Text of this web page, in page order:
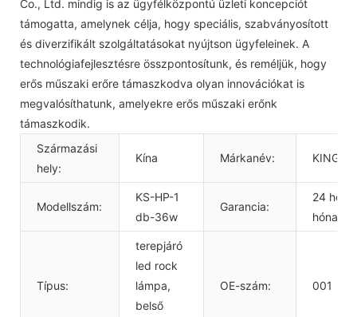
Co., Ltd. mindig is az ügyfélközpontú üzleti koncepciót
támogatta, amelynek célja, hogy speciális, szabványosított
és diverzifikált szolgáltatásokat nyújtson ügyfeleinek. A
technológiafejlesztésre összpontosítunk, és reméljük, hogy
erős műszaki erőre támaszkodva olyan innovációkat is
megvalósíthatunk, amelyekre erős műszaki erőnk
támaszkodik.
Származási
hely:
Kína Márkanév:
Modellszám:
KS-HP-1
db-36w
Garancia:
24
hónap
Típus:
terepjáró
led rock
lámpa,
belső
OE-szám: 001